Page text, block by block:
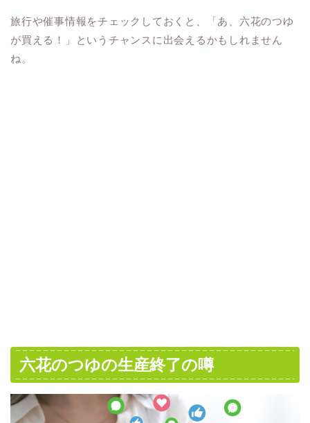
旅行や催事情報をチェックしておくと、「あ、六花のつゆ
が買える！」というチャンスに出会えるかもしれません
ね。
六花のつゆの生産終了の噂